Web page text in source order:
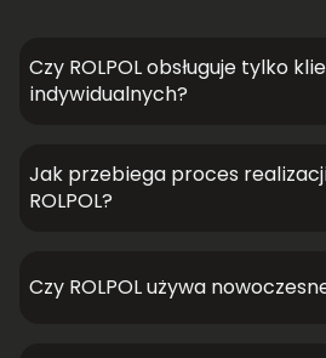
Czy ROLPOL obsługuje tylko
indywidualnych?
Jak przebiega proces
ROLPOL?
Czy ROLPOL używa